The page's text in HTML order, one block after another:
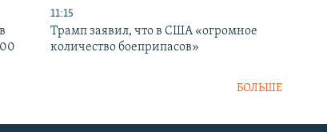
11:15
Трамп заявил, что в США «огромное
количество боеприпасов»
БОЛЬШЕ